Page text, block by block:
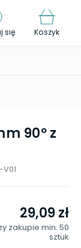
się Koszyk
90º z
29,09 zł
zakupie min. 50
sztuk